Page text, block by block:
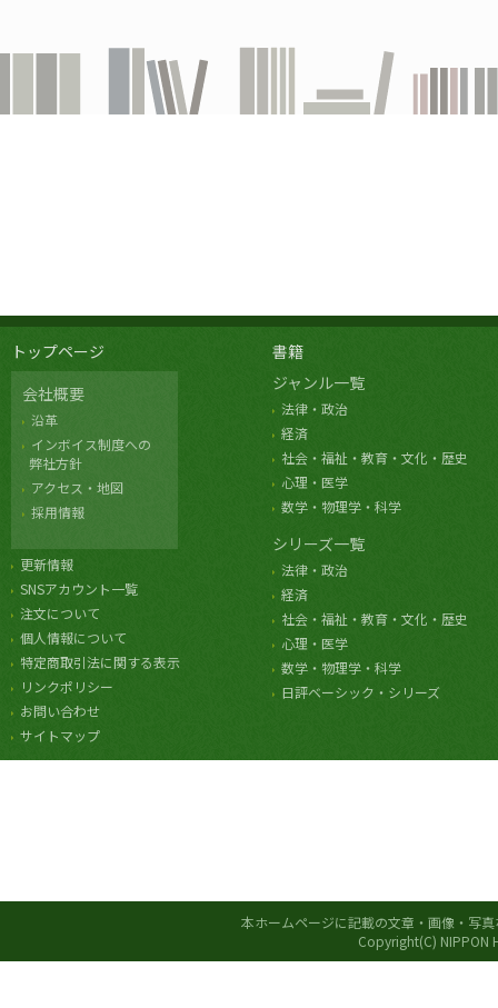
トップページ
会社概要
沿革
インボイス制度への
弊社方針
アクセス・地図
採用情報
更新情報
SNSアカウント一覧
注文について
個人情報について
特定商取引法に関する表示
リンクポリシー
お問い合わせ
サイトマップ
書籍
ジャンル一覧
法律・政治
経済
社会・福祉・教育・文化・歴史
心理・医学
数学・物理学・科学
シリーズ一覧
法律・政治
経済
社会・福祉・教育・文化・歴史
心理・医学
数学・物理学・科学
日評ベーシック・シリーズ
本ホームページに記載の文章・画像・写
Copyright(C) NIPPON